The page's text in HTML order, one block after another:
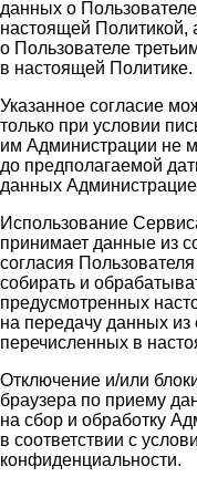
данных о
настоящей Политикой,
о Пользователе
в настоящей Политике.
Указанное согласие
только при условии
им Администрации не
до предполагаемой
данных
Использование
принимает данные из
согласия
собирать и
предусмотренных
на передачу данных из
перечисленных в
Отключение и/или
браузера по приему
на сбор и обработку
в соответствии с
конфиденциальности.